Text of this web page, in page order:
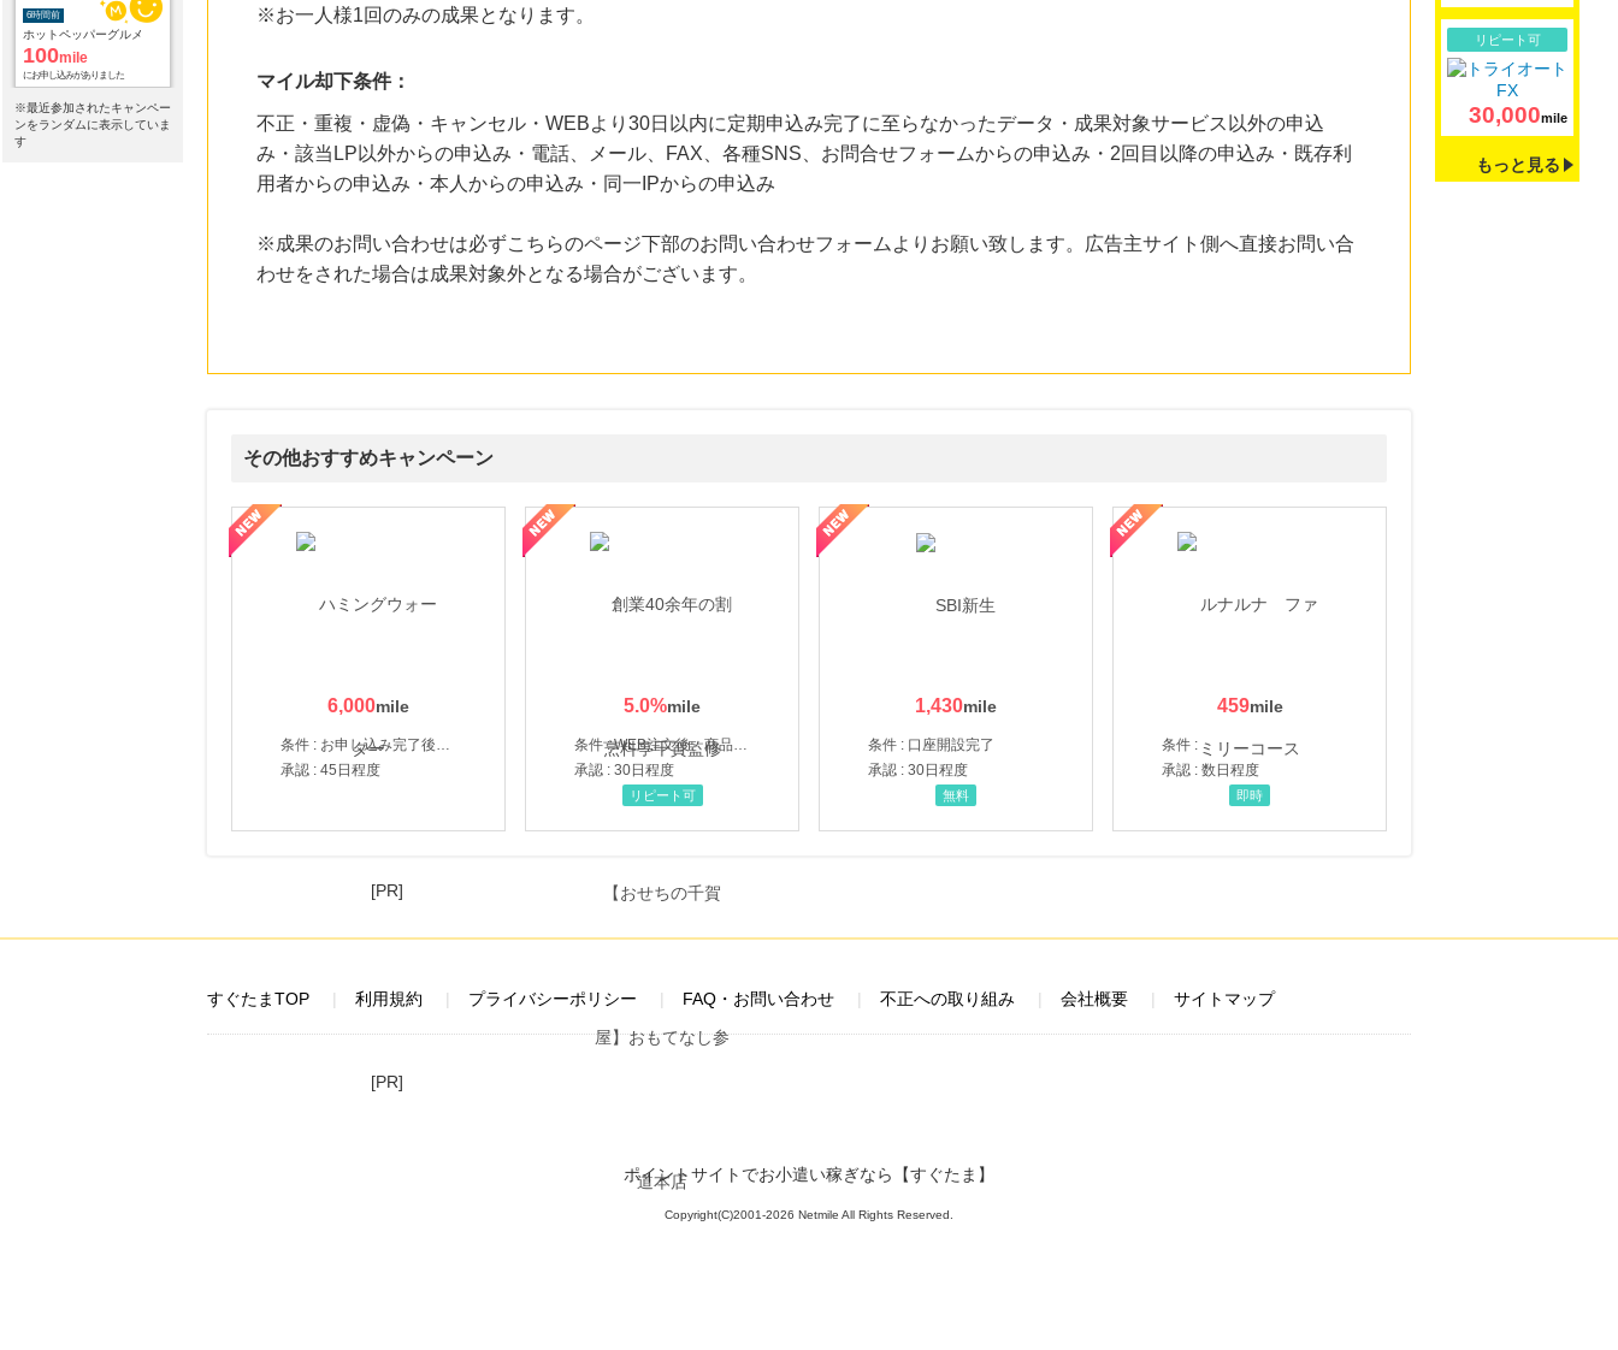
6時間前
ホットペッパーグルメ
100mile
にお申し込みがありました
6時間前
※最近参加されたキャンペー
ンをランダムに表示していま
す
※お一人様1回のみの成果となります。
マイル却下条件：
不正・重複・虚偽・キャンセル・WEBより30日以内に定期申込み完了に至らなかったデータ・成果対象サービス以外の申込
み・該当LP以外からの申込み・電話、メール、FAX、各種SNS、お問合せフォームからの申込み・2回目以降の申込み・既存利
用者からの申込み・本人からの申込み・同一IPからの申込み
※成果のお問い合わせは必ずこちらのページ下部のお問い合わせフォームよりお願い致します。広告主サイト側へ直接お問い合
わせをされた場合は成果対象外となる場合がございます。
その他おすすめキャンペーン
6,000
条件 : お申し込み完了後、決済登録完了と1ヶ月以内のサーバー初回設置。
承認 : 45日程度
5.0%
条件 : WEB注文後、商品受け取り+入金確認時点
承認 : 30日程度
【おせちの千賀屋】おもてなし参道本店
リピート可
1,430
条件 : 口座開設完了
承認 : 30日程度
SBI新生銀行「口座開設」
無料
459
条件 :
承認 : 数日程度
ルナルナ ファミリーコース
即時
リピート可
30,000mile
もっと見る
[PR]
すぐたまTOP 利用規約 プライバシーポリシー FAQ・お問い合わせ 不正への取り組み 会社概要 サイトマップ
[PR]
ポイントサイトでお小遣い稼ぎなら【すぐたま】
Copyright(C)2001-2026 Netmile All Rights Reserved.